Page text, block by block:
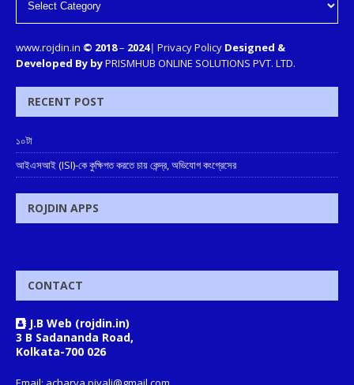
www.rojdin.in © 2018– 2024| Privacy Policy Designed &
Developed By byPRISMHUB ONLINE SOLUTIONS PVT. LTD.
RECENT POST
১০টা
আইএসআই (ISI)-কে কুক্ষিগত করতে চায় কেন্দ্র, অভিযোগ কংগ্রেসের
ROJDIN APPS
CONTACT
J.B Web (rojdin.in)
3 B Sadananda Road,
Kolkata-700 026